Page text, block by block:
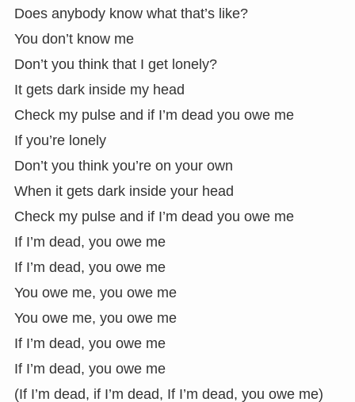
Does anybody know what that’s like?
You don’t know me
Don’t you think that I get lonely?
It gets dark inside my head
Check my pulse and if I’m dead you owe me
If you’re lonely
Don’t you think you’re on your own
When it gets dark inside your head
Check my pulse and if I’m dead you owe me
If I’m dead, you owe me
If I’m dead, you owe me
You owe me, you owe me
You owe me, you owe me
If I’m dead, you owe me
If I’m dead, you owe me
(If I’m dead, if I’m dead, If I’m dead, you owe me)